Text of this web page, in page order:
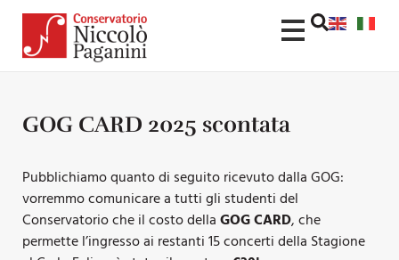
GOG CARD 2025 scontata
Pubblichiamo quanto di seguito ricevuto dalla GOG:
vorremmo comunicare a tutti gli studenti del
Conservatorio che il costo dellaGOG CARD, che
permette l’ingresso ai restanti 15 concerti della Stagione